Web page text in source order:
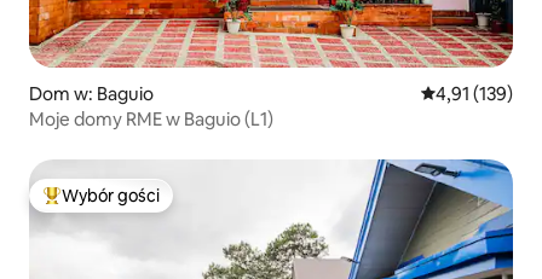
Dom w: Baguio Średnia
4,91 (139)
Moje domy RME w Baguio (L1)
Najpopularniejsze z kategorii Wybór gości
Wybór gości